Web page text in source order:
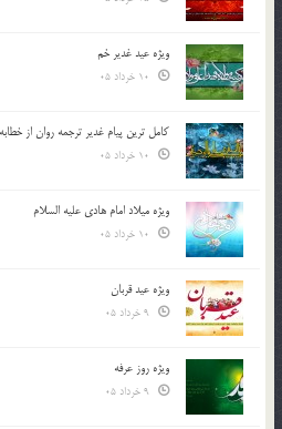
ویژه عید غدیر خم
کامل ترین پیام غدیر ترجمه روان از
ویژه میلاد امام هادی علیه السلام
ویژه عید قربان
ویژه روز عرفه